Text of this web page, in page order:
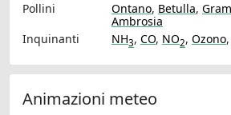
Pollini
Ontano, Betulla,
Ambrosia
Inquinanti
NH3, CO, NO2, Ozono,
Animazioni meteo